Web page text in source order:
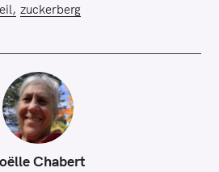
zuckerberg
Chabert